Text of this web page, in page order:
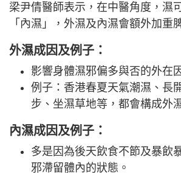
梁尹倩醫師表示，在中醫角度，濕
「內濕」，外濕及內濕會額外加重
外濕成因及例子：
影響身體濕邪偏多與否的外在
例子：香港春夏天氣潮濕、長
步、坐濕草地等，都會構成外
內濕成因及例子：
多是因為後天飲食不節及暴飲
邪滯留體內的狀態。